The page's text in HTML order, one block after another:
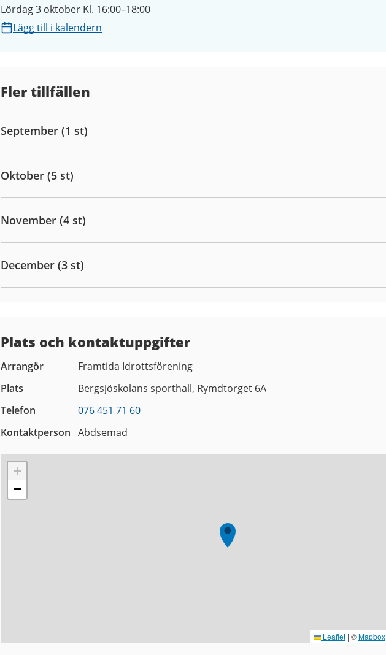
Lördag 3 oktober Kl. 16:00–18:00
Lägg till i kalendern
Fler tillfällen
September (1 st)
Oktober (5 st)
November (4 st)
December (3 st)
Plats och kontaktuppgifter
Arrangör
Framtida Idrottsförening
Plats
Bergsjöskolans sporthall, Rymdtorget 6A
Telefon
076 451 71 60
Kontaktperson Abdsemad
+
−
Leaflet | ©Mapbox